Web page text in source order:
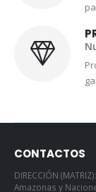
CONTACTOS
DIRECCIÓN (MATRIZ):
Amazonas y